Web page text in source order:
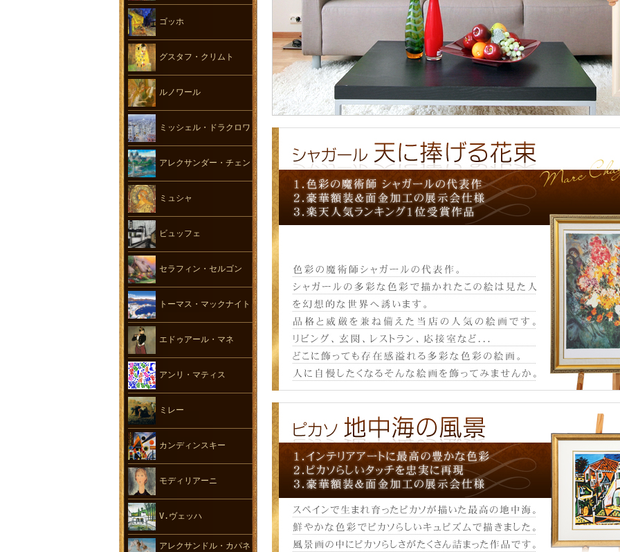
ゴッホ
グスタフ・クリムト
ルノワール
ミッシェル・ドラクロワ
アレクサンダー・チェン
ミュシャ
ビュッフェ
セラフィン・セルゴン
トーマス・マックナイト
エドゥアール・マネ
アンリ・マティス
ミレー
カンディンスキー
モディリアーニ
V.ヴェッハ
アレクサンドル・カパネ